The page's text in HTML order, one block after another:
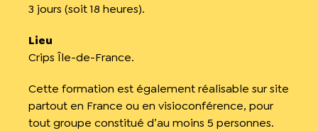
3 jours (soit 18 heures).
Lieu
Crips Île-de-France.
Cette formation est également réalisable sur site
partout en France ou en visioconférence, pour
tout groupe constitué d’au moins 5 personnes.